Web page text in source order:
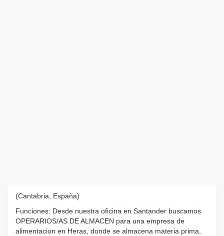
(Cantabria, España)
Funciones: Desde nuestra oficina en Santander buscamos
OPERARIOS/AS DE ALMACEN para una empresa de
alimentacion en Heras, donde se almacena materia prima,